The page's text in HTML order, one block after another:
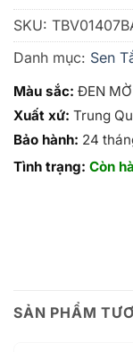
SKU:
Danh mục: Sen
Màu sắc: ĐEN MỜ
Xuất xứ: Trung
Bảo hành: 24
Tình trạng: Còn
SẢN PHẨM